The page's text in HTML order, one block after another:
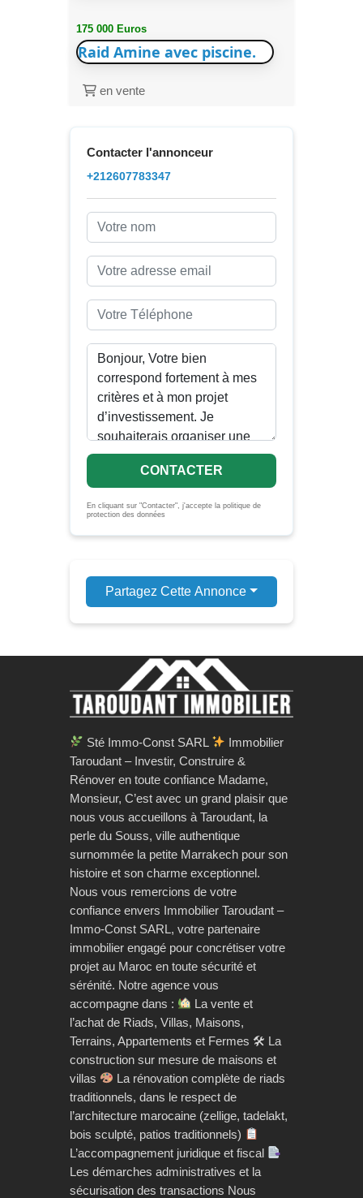
175 000 Euros
Raid Amine avec piscine.
en vente
Contacter l'annonceur
+212607783347
CONTACTER
En cliquant sur "Contacter", j'accepte la politique de
protection des données
Partagez Cette Annonce
Sté Immo-Const SARL
Immobilier
Taroudant – Investir, Construire &
Rénover en toute confiance Madame,
Monsieur, C’est avec un grand plaisir que
nous vous accueillons à Taroudant, la
perle du Souss, ville authentique
surnommée la petite Marrakech pour son
histoire et son charme exceptionnel.
Nous vous remercions de votre
confiance envers Immobilier Taroudant –
Immo-Const SARL, votre partenaire
immobilier engagé pour concrétiser votre
projet au Maroc en toute sécurité et
sérénité. Notre agence vous
accompagne dans :
La vente et
l’achat de Riads, Villas, Maisons,
Terrains, Appartements et Fermes 🛠 La
construction sur mesure de maisons et
villas
La rénovation complète de riads
traditionnels, dans le respect de
l’architecture marocaine (zellige, tadelakt,
bois sculpté, patios traditionnels)
L’accompagnement juridique et fiscal
Les démarches administratives et la
sécurisation des transactions Nous